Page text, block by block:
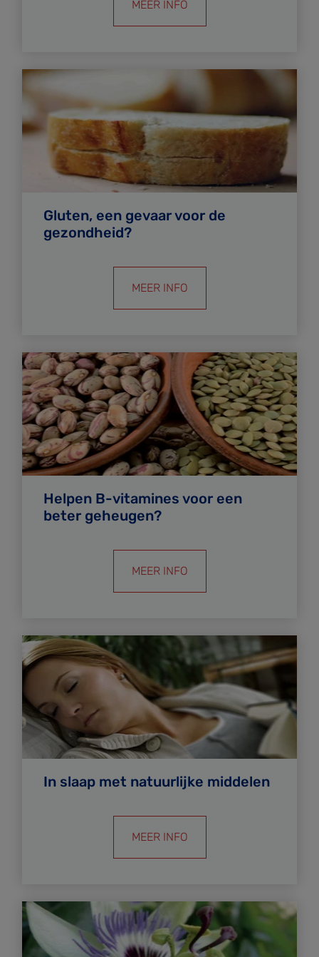
MEER INFO
Gluten, een gevaar voor de
gezondheid?
MEER INFO
Helpen B-vitamines voor een
beter geheugen?
MEER INFO
In slaap met natuurlijke middelen
MEER INFO